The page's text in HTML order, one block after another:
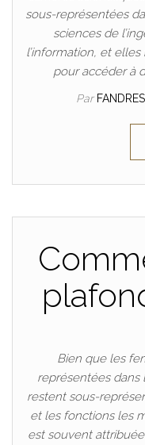
sous-représentées
sciences de
l’information, et
pour accéder à
Par
Bien que les
représentées dans
restent sous-
et les fonctions les
est souvent